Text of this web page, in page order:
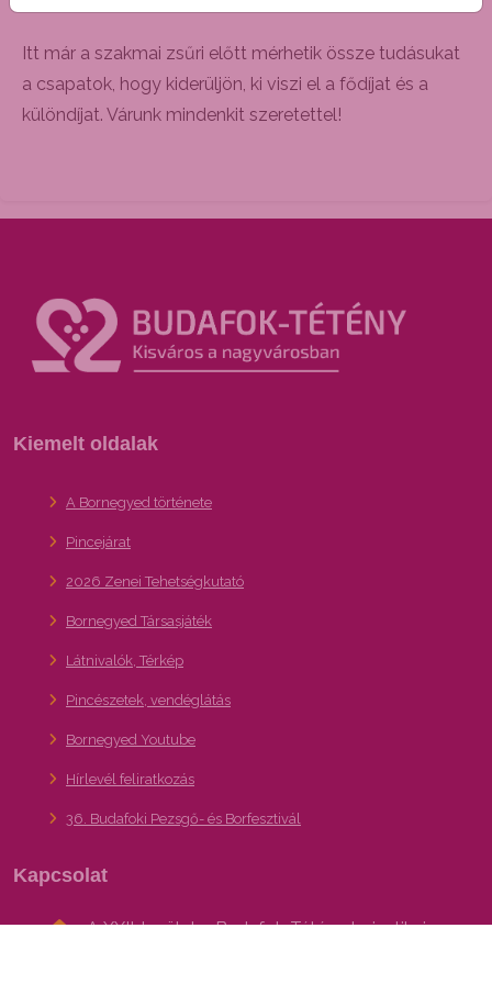
Itt már a szakmai zsűri előtt mérhetik össze tudásukat
a csapatok, hogy kiderüljön, ki viszi el a fődíjat és a
különdíjat. Várunk mindenkit szeretettel!
Kiemelt oldalak
A Bornegyed története
Pincejárat
2026 Zenei Tehetségkutató
Bornegyed Társasjáték
Látnivalók, Térkép
Pincészetek, vendéglátás
Bornegyed Youtube
Hírlevél feliratkozás
36. Budafoki Pezsgő- és Borfesztivál
Kapcsolat
A XXII. kerület – Budafok-Tétény turisztikai,